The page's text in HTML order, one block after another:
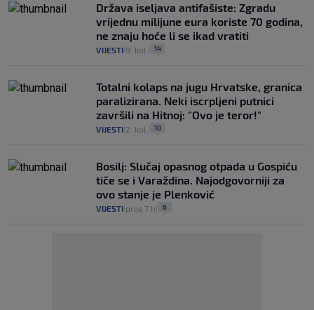
Država iseljava antifašiste: Zgradu
vrijednu milijune eura koriste 70 godina,
ne znaju hoće li se ikad vratiti
VIJESTI 9. kol. 14
Totalni kolaps na jugu Hrvatske, granica
paralizirana. Neki iscrpljeni putnici
završili na Hitnoj: "Ovo je teror!"
VIJESTI 2. kol. 10
Bosilj: Slučaj opasnog otpada u Gospiću
tiče se i Varaždina. Najodgovorniji za
ovo stanje je Plenković
VIJESTI prije 7 h 6